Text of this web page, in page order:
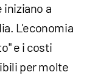
a
L'economia
e i costi
per molte